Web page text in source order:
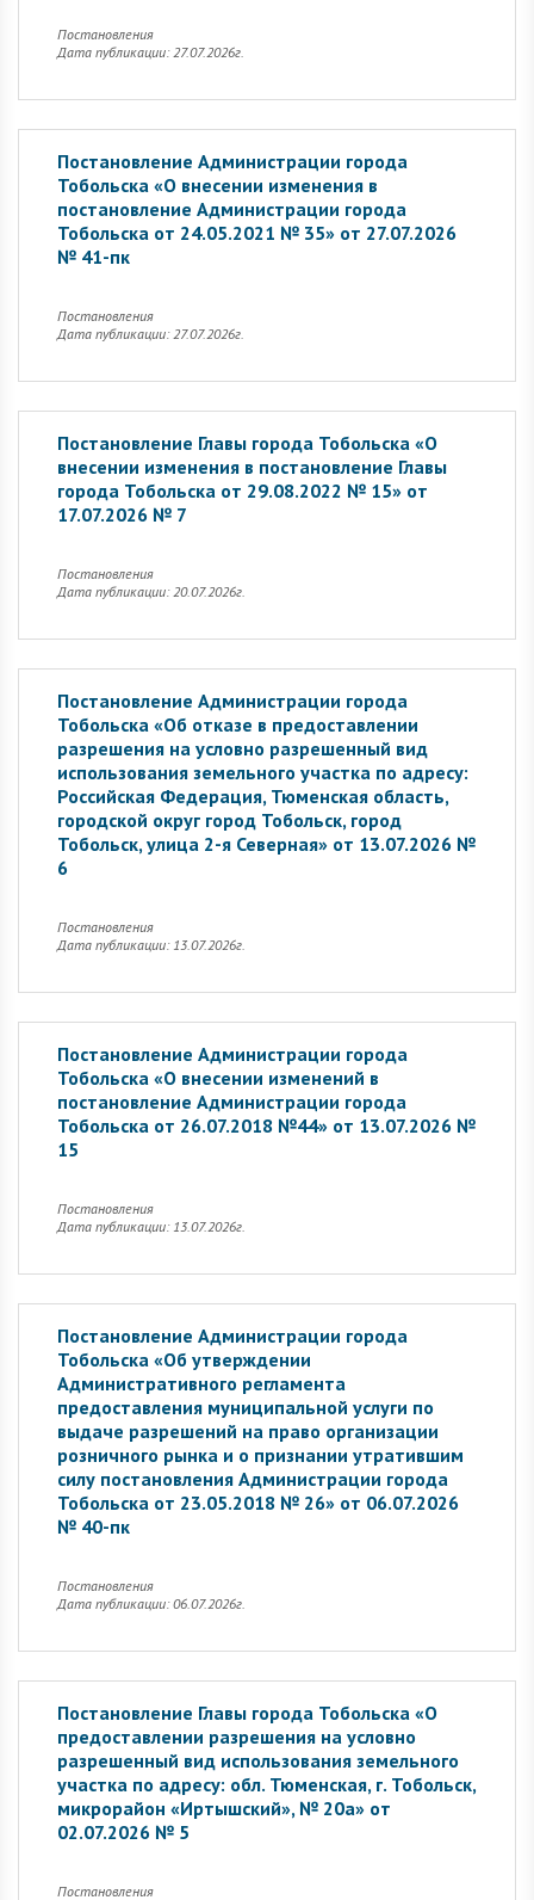
Постановления
Дата публикации: 27.07.2026г.
Постановление Администрации города
Тобольска «О внесении изменения в
постановление Администрации города
Тобольска от 24.05.2021 № 35» от 27.07.2026
№ 41-пк
Постановления
Дата публикации: 27.07.2026г.
Постановление Главы города Тобольска «О
внесении изменения в постановление Главы
города Тобольска от 29.08.2022 № 15» от
17.07.2026 № 7
Постановления
Дата публикации: 20.07.2026г.
Постановление Администрации города
Тобольска «Об отказе в предоставлении
разрешения на условно разрешенный вид
использования земельного участка по адресу:
Российская Федерация, Тюменская область,
городской округ город Тобольск, город
Тобольск, улица 2-я Северная» от 13.07.2026 №
6
Постановления
Дата публикации: 13.07.2026г.
Постановление Администрации города
Тобольска «О внесении изменений в
постановление Администрации города
Тобольска от 26.07.2018 №44» от 13.07.2026 №
15
Постановления
Дата публикации: 13.07.2026г.
Постановление Администрации города
Тобольска «Об утверждении
Административного регламента
предоставления муниципальной услуги по
выдаче разрешений на право организации
розничного рынка и о признании утратившим
силу постановления Администрации города
Тобольска от 23.05.2018 № 26» от 06.07.2026
№ 40-пк
Постановления
Дата публикации: 06.07.2026г.
Постановление Главы города Тобольска «О
предоставлении разрешения на условно
разрешенный вид использования земельного
участка по адресу: обл. Тюменская, г. Тобольск,
микрорайон «Иртышский», № 20а» от
02.07.2026 № 5
Постановления